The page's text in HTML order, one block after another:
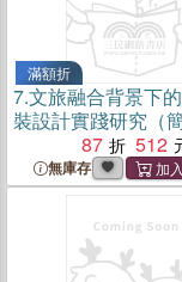
滿額折
7.文旅融合背景下
裝設計實踐研究（
87
512
無庫存